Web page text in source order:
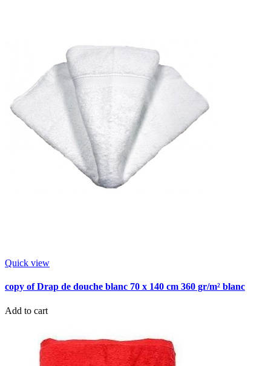
Quick view
copy of Drap de douche blanc 70 x 140 cm 360 gr/m² blanc
Add to cart